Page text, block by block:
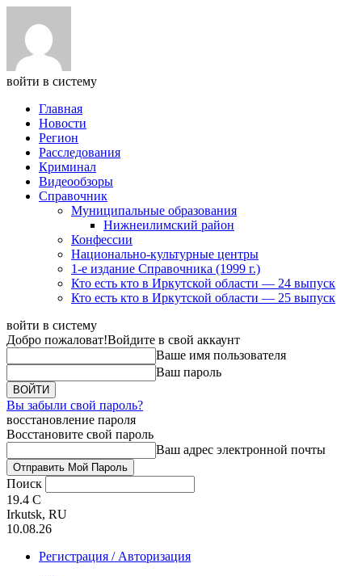
войти в систему
Главная
Новости
Регион
Расследования
Криминал
Видеообзоры
Справочник
Муниципальные образования
Нижнеилимский район
Конфессии
Национально-культурные центры
1-е издание Справочника (1999 г.)
Кто есть кто в Иркутской области — 24 выпуск
Кто есть кто в Иркутской области — 25 выпуск
войти в систему
Добро пожаловат!Войдите в свой аккаунт
Ваше имя пользователя
Ваш пароль
Вы забыли свой пароль?
восстановление пароля
Восстановите свой пароль
Ваш адрес электронной почты
Поиск
19.4 C
Irkutsk, RU
10.08.26
Регистрация / Авторизация